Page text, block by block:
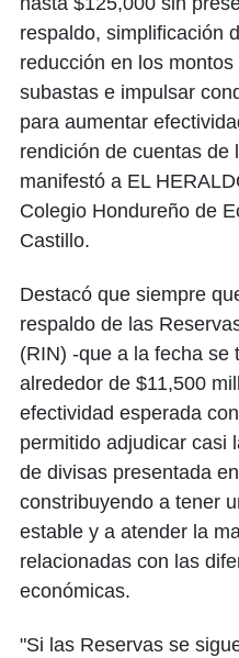
respaldo, simplificación
reducción en los
subastas e impulsar
para aumentar
rendición de cuentas de
manifestó a EL
Colegio Hondureño de
Castillo.
Destacó que siempre
respaldo de las
(RIN) -que a la fecha se
alrededor de $11,500
efectividad esperada
permitido adjudicar casi
de divisas presentada
constribuyendo a tener
estable y a atender la
relacionadas con las
económicas.
"Si las Reservas se